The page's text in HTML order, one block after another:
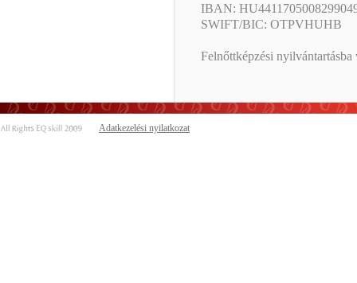
IBAN:
SWIFT/BIC: OTPVHUHB
Felnőttképzési
Adatkezelési nyilatkozat